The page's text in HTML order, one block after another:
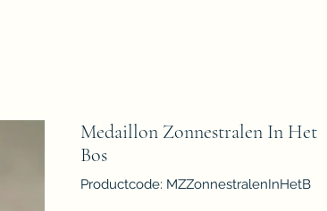
Medaillon Zonnestralen In Het
Bos
Productcode: MZZonnestralenInHetB